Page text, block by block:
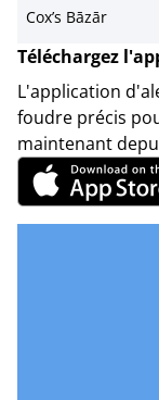
Cox’s Bāzār
Téléchargez
L'application
foudre précis
maintenant